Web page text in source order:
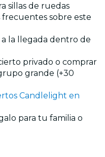
sillas de ruedas
frecuentes sobre este
a la llegada dentro de
privado o comprar
grande (+30
Candlelight en
para tu familia o